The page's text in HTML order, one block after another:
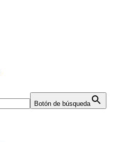
Botón de búsqueda